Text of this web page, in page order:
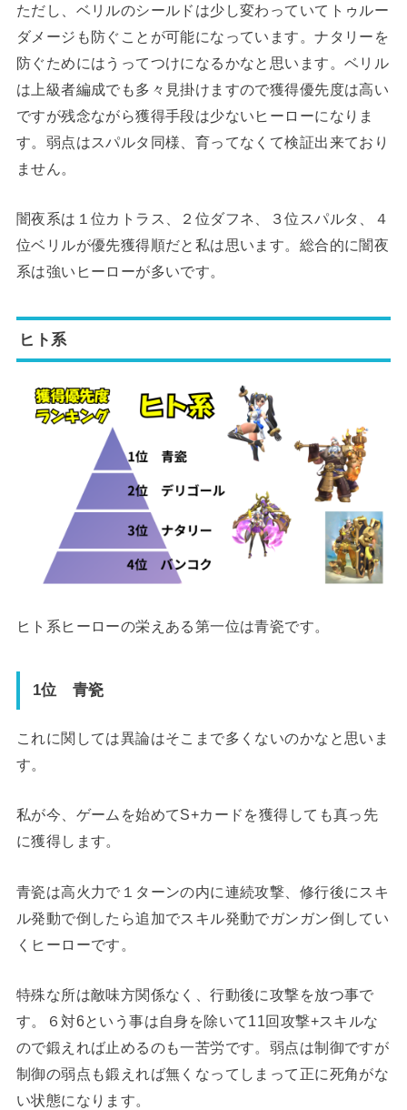
ただし、ベリルのシールドは少し変わっていてトゥルー
ダメージも防ぐことが可能になっています。ナタリーを
防ぐためにはうってつけになるかなと思います。ベリル
は上級者編成でも多々見掛けますので獲得優先度は高い
ですが残念ながら獲得手段は少ないヒーローになりま
す。弱点はスパルタ同様、育ってなくて検証出来ており
ません。
闇夜系は１位カトラス、２位ダフネ、３位スパルタ、４
位ベリルが優先獲得順だと私は思います。総合的に闇夜
系は強いヒーローが多いです。
ヒト系
ヒト系ヒーローの栄えある第一位は青瓷です。
1位 青瓷
これに関しては異論はそこまで多くないのかなと思いま
す。
私が今、ゲームを始めてS+カードを獲得しても真っ先
に獲得します。
青瓷は高火力で１ターンの内に連続攻撃、修行後にスキ
ル発動で倒したら追加でスキル発動でガンガン倒してい
くヒーローです。
特殊な所は敵味方関係なく、行動後に攻撃を放つ事で
す。６対6という事は自身を除いて11回攻撃+スキルな
ので鍛えれば止めるのも一苦労です。弱点は制御ですが
制御の弱点も鍛えれば無くなってしまって正に死角がな
い状態になります。